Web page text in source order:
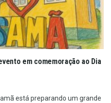
em comemoração ao Dia
está preparando um grande